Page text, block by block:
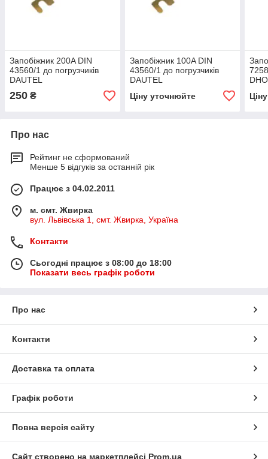
Запобіжник 200A DIN
43560/1 до погрузчиків
DAUTEL
250 ₴
Запобіжник 100A DIN
43560/1 до погрузчиків
DAUTEL
Ціну уточнюйте
Про нас
Рейтинг не сформований
Менше 5 відгуків за останній рік
Працює з 04.02.2011
м. смт. Жвирка
вул. Львівська 1, смт. Жвирка, Україна
Контакти
Сьогодні працює з 08:00 до 18:00
Показати весь графік роботи
Про нас
Контакти
Доставка та оплата
Графік роботи
Повна версія сайту
Сайт створено на маркетплейсі Prom.ua